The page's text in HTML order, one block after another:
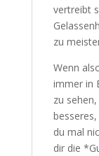
machen.
stellt sich
Wenn
nicht
positiv
viel
Wenn du